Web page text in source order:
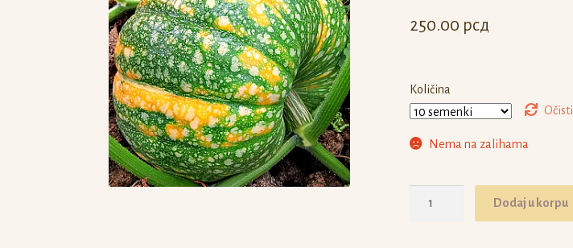
250.00 рсд
Količina
Očisti
Nema na zalihama
Dodaj u korpu